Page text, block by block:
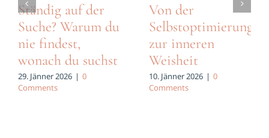
Ständig auf der
Suche? Warum du
nie findest,
wonach du suchst
29. Jänner 2026 | 0
Comments
Von der
Selbstoptimierung
zur inneren
Weisheit
10. Jänner 2026 | 0
Comments